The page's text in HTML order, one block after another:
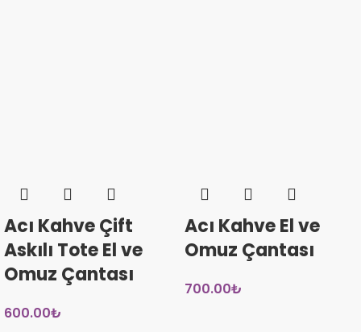
Acı Kahve Çift
Askılı Tote El ve
Omuz Çantası
600.00₺
Acı Kahve El ve
Omuz Çantası
700.00₺